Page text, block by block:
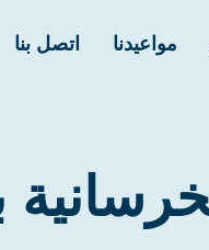
مواعيدنا اتصل بنا